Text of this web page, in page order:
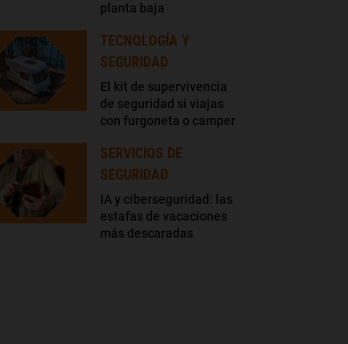
planta baja
TECNOLOGÍA Y
SEGURIDAD
El kit de supervivencia
de seguridad si viajas
con furgoneta o camper
SERVICIOS DE
SEGURIDAD
IA y ciberseguridad: las
estafas de vacaciones
más descaradas